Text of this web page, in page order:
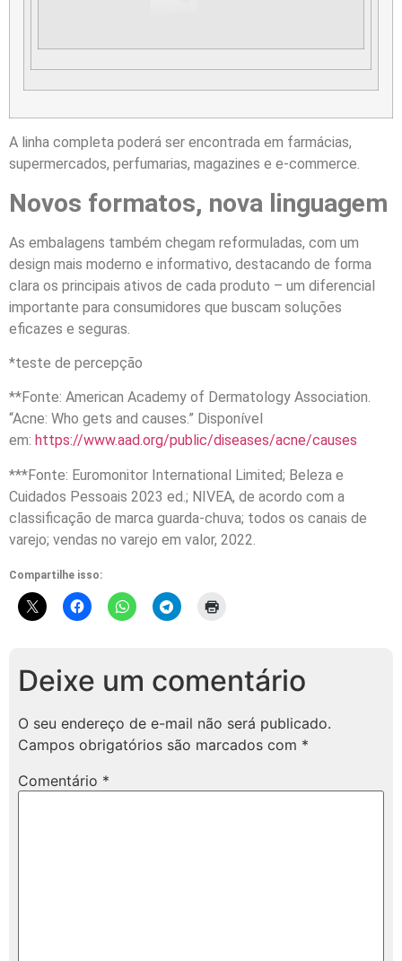
A linha completa poderá ser encontrada em farmácias,
supermercados, perfumarias, magazines e e-commerce.
Novos formatos, nova linguagem
As embalagens também chegam reformuladas, com um
design mais moderno e informativo, destacando de forma
clara os principais ativos de cada produto – um diferencial
importante para consumidores que buscam soluções
eficazes e seguras.
*teste de percepção
**Fonte: American Academy of Dermatology Association.
“Acne: Who gets and causes.” Disponível
em: https://www.aad.org/public/diseases/acne/causes
***Fonte: Euromonitor International Limited; Beleza e
Cuidados Pessoais 2023 ed.; NIVEA, de acordo com a
classificação de marca guarda-chuva; todos os canais de
varejo; vendas no varejo em valor, 2022.
Compartilhe isso:
Deixe um comentário
O seu endereço de e-mail não será publicado.
Campos obrigatórios são marcados com *
Comentário *